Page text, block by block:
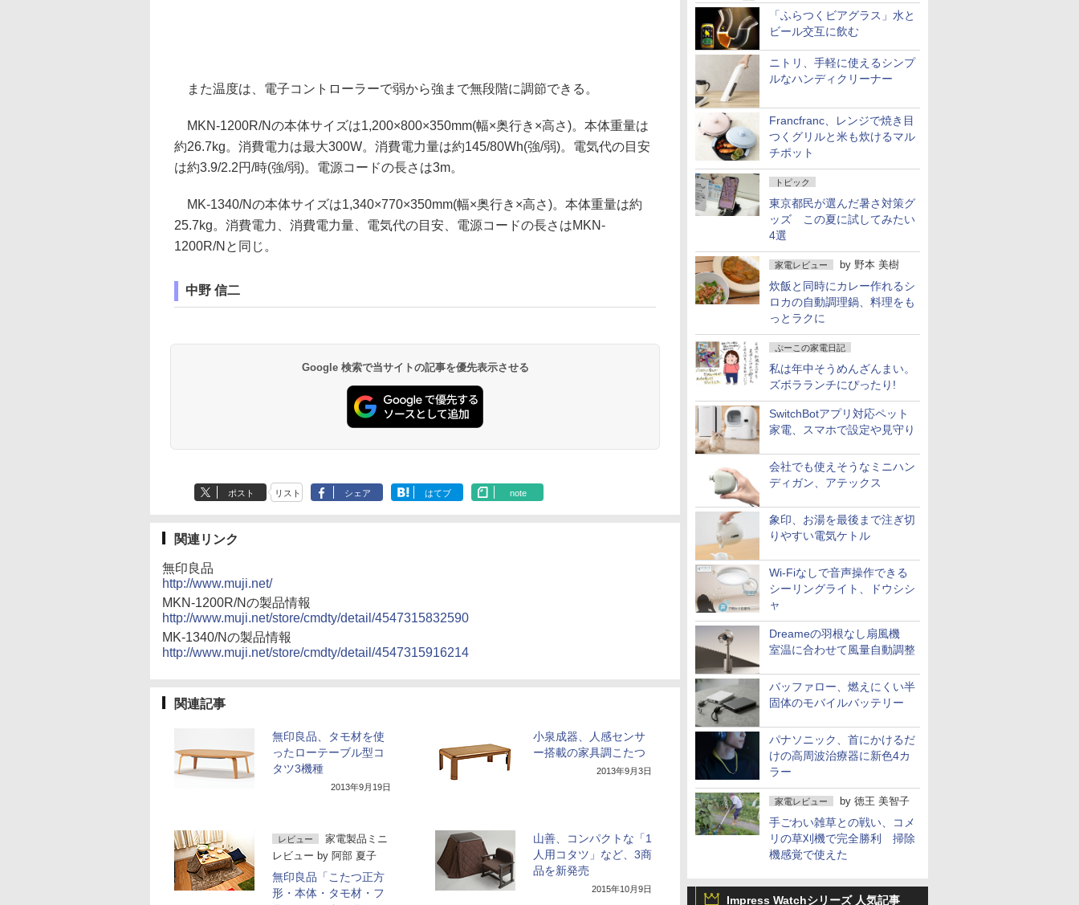
「ふらつくビアグラス」水と
ビール交互に飲む
ニトリ、手軽に使えるシンプ
ルなハンディクリーナー
Francfranc、レンジで焼き目
つくグリルと米も炊けるマル
チポット
トピック
東京都民が選んだ暑さ対策グ
ッズ この夏に試してみたい
4選
家電レビュー by 野本 美樹
炊飯と同時にカレー作れるシ
ロカの自動調理鍋、料理をも
っとラクに
ぷーこの家電日記
私は年中そうめんざんまい。
ズボラランチにぴったり!
SwitchBotアプリ対応ペット
家電、スマホで設定や見守り
会社でも使えそうなミニハン
ディガン、アテックス
象印、お湯を最後まで注ぎ切
りやすい電気ケトル
Wi-Fiなしで音声操作できる
シーリングライト、ドウシシ
ャ
Dreameの羽根なし扇風機
室温に合わせて風量自動調整
バッファロー、燃えにくい半
固体のモバイルバッテリー
パナソニック、首にかけるだ
けの高周波治療器に新色4カ
ラー
家電レビュー by 徳王 美智子
手ごわい雑草との戦い、コメ
リの草刈機で完全勝利 掃除
機感覚で使えた
Impress Watchシリーズ 人気記事
また温度は、電子コントローラーで弱から強まで無段階に調節できる。
MKN-1200R/Nの本体サイズは1,200×800×350mm(幅×奥行き×高さ)。本体重量は
約26.7kg。消費電力は最大300W。消費電力量は約145/80Wh(強/弱)。電気代の目安
は約3.9/2.2円/時(強/弱)。電源コードの長さは3m。
MK-1340/Nの本体サイズは1,340×770×350mm(幅×奥行き×高さ)。本体重量は約
25.7kg。消費電力、消費電力量、電気代の目安、電源コードの長さはMKN-
1200R/Nと同じ。
中野 信二
Google 検索で当サイトの記事を優先表示させる
ポスト リスト シェア はてブ note
関連リンク
無印良品
http://www.muji.net/
MKN-1200R/Nの製品情報
http://www.muji.net/store/cmdty/detail/4547315832590
MK-1340/Nの製品情報
http://www.muji.net/store/cmdty/detail/4547315916214
関連記事
無印良品、タモ材を使
ったローテーブル型コ
タツ3機種
2013年9月19日
小泉成器、人感センサ
ー搭載の家具調こたつ
2013年9月3日
レビュー
家電製品ミニ
レビュー by 阿部 夏子
無印良品「こたつ正方
形・本体・タモ材・フ
山善、コンパクトな「1
人用コタツ」など、3商
品を新発売
2015年10月9日